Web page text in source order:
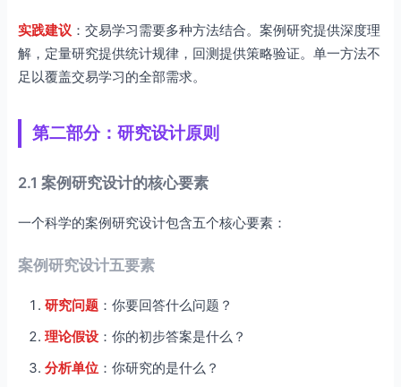
实践建议 ：交易学习需要多种方法结合。案例研究提供深度理
解，定量研究提供统计规律，回测提供策略验证。单一方法不
足以覆盖交易学习的全部需求。
第二部分：研究设计原则
2.1 案例研究设计的核心要素
一个科学的案例研究设计包含五个核心要素：
案例研究设计五要素
研究问题 ：你要回答什么问题？
理论假设 ：你的初步答案是什么？
分析单位 ：你研究的是什么？